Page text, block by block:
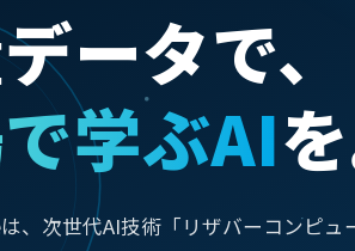
ータで、
学ぶAIを
、次世代AI技術「リザバーコンピュ